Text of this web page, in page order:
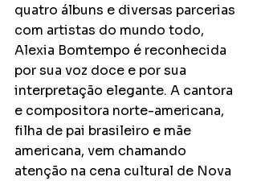
quatro álbuns e diversas parcerias
com artistas do mundo todo,
Alexia Bomtempo é reconhecida
por sua voz doce e por sua
interpretação elegante. A cantora
e compositora norte-americana,
filha de pai brasileiro e mãe
americana, vem chamando
atenção na cena cultural de Nova